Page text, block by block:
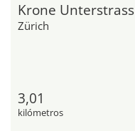
Krone Unterstrass
Zürich
3,01
kilómetros